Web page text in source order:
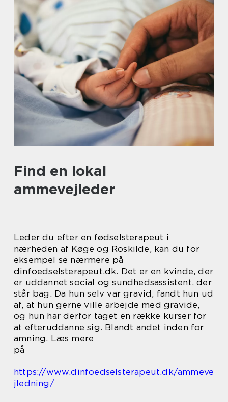
Find en lokal
ammevejleder
Leder du efter en fødselsterapeut i
nærheden af Køge og Roskilde, kan du for
eksempel se nærmere på
dinfoedselsterapeut.dk. Det er en kvinde, der
er uddannet social og sundhedsassistent, der
står bag. Da hun selv var gravid, fandt hun ud
af, at hun gerne ville arbejde med gravide,
og hun har derfor taget en række kurser for
at efteruddanne sig. Blandt andet inden for
amning. Læs mere
på
https://www.dinfoedselsterapeut.dk/ammeve
jledning/